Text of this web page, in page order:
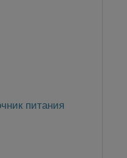
питания